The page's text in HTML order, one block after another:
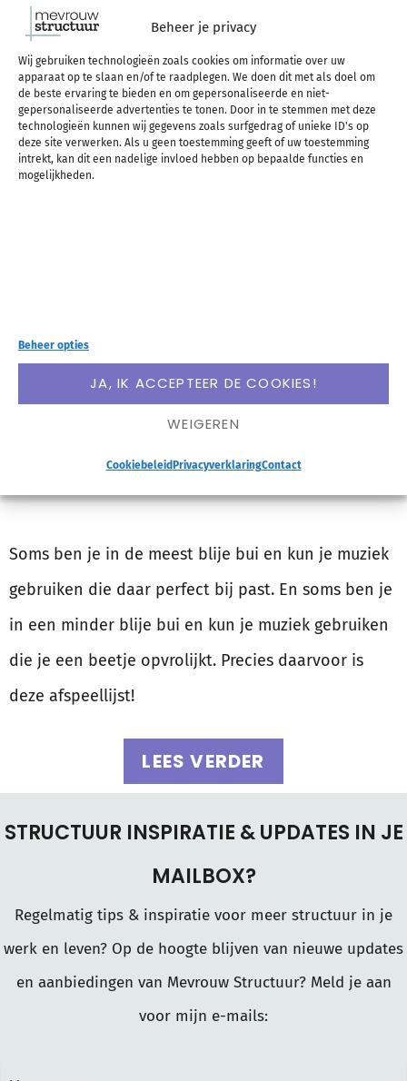
Beheer je privacy
Wij gebruiken technologieën zoals cookies om informatie over uw
apparaat op te slaan en/of te raadplegen. We doen dit met als doel om
de beste ervaring te bieden en om gepersonaliseerde en niet-
gepersonaliseerde advertenties te tonen. Door in te stemmen met deze
technologieën kunnen wij gegevens zoals surfgedrag of unieke ID's op
deze site verwerken. Als u geen toestemming geeft of uw toestemming
intrekt, kan dit een nadelige invloed hebben op bepaalde functies en
mogelijkheden.
Beheer opties
JA, IK ACCEPTEER DE COOKIES!
WEIGEREN
CookiebeleidPrivacyverklaringContact
running playlist!
LEES VERDER
Muziek waar je blij van
Soms ben je in de meest blije bui en kun je muziek
gebruiken die daar perfect bij past. En soms ben je
in een minder blije bui en kun je muziek gebruiken
die je een beetje opvrolijkt. Precies daarvoor is
deze afspeellijst!
LEES VERDER
STRUCTUUR INSPIRATIE & UPDATES IN JE
MAILBOX?
Regelmatig tips & inspiratie voor meer structuur in je
werk en leven? Op de hoogte blijven van nieuwe updates
en aanbiedingen van Mevrouw Structuur? Meld je aan
voor mijn e-mails: